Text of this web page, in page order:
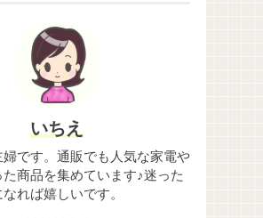
いちえ
婦です。通販でも人気な家電や
た商品を集めています♪迷った
れば嬉しいです。